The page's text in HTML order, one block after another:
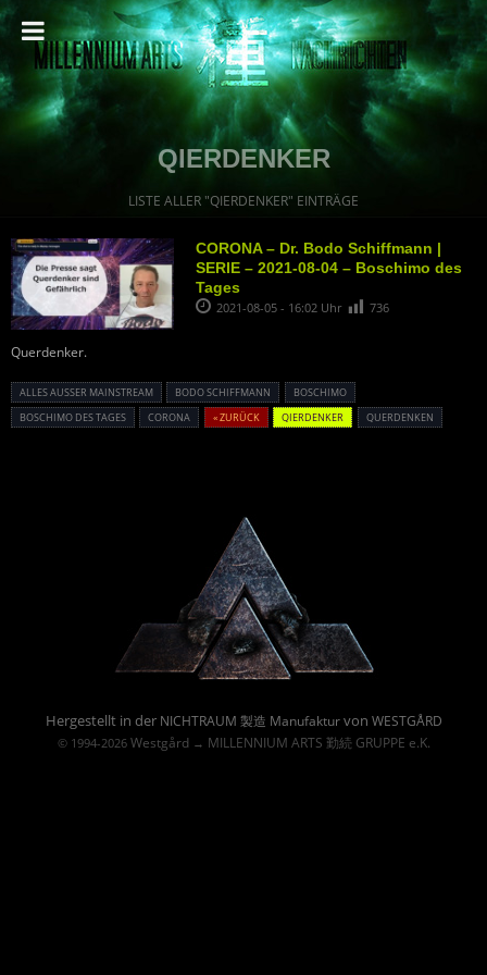
QIERDENKER
LISTE ALLER "QIERDENKER" EINTRÄGE
CORONA – Dr. Bodo Schiffmann |
SERIE – 2021-08-04 – Boschimo des
Tages
2021-08-05 - 16:02 Uhr 736
Querdenker.
ALLES AUSSER MAINSTREAM BODO SCHIFFMANN
BOSCHIMO
BOSCHIMO DES TAGES
CORONA « ZURÜCK QIERDENKER QUERDENKEN
Hergestellt in der NICHTRAUM 製造 Manufakturvon WESTGÅRD
© 1994-2026 Westgård→ MILLENNIUM ARTS 勤続 GRUPPE e.K.
Powered By :